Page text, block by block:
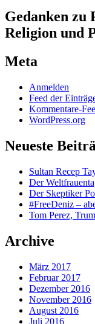
Gedanken zu
Religion und
Meta
Anmelden
Feed der
Kommentare-
WordPress.org
Neueste
Sultan Recep
Der
Der Skeptiker
#FreeDeniz –
Tom Perez,
Archive
März 2017
Februar 2017
Dezember 2016
November 2016
August 2016
Juli 2016